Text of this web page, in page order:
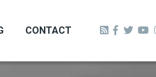
CONTACT